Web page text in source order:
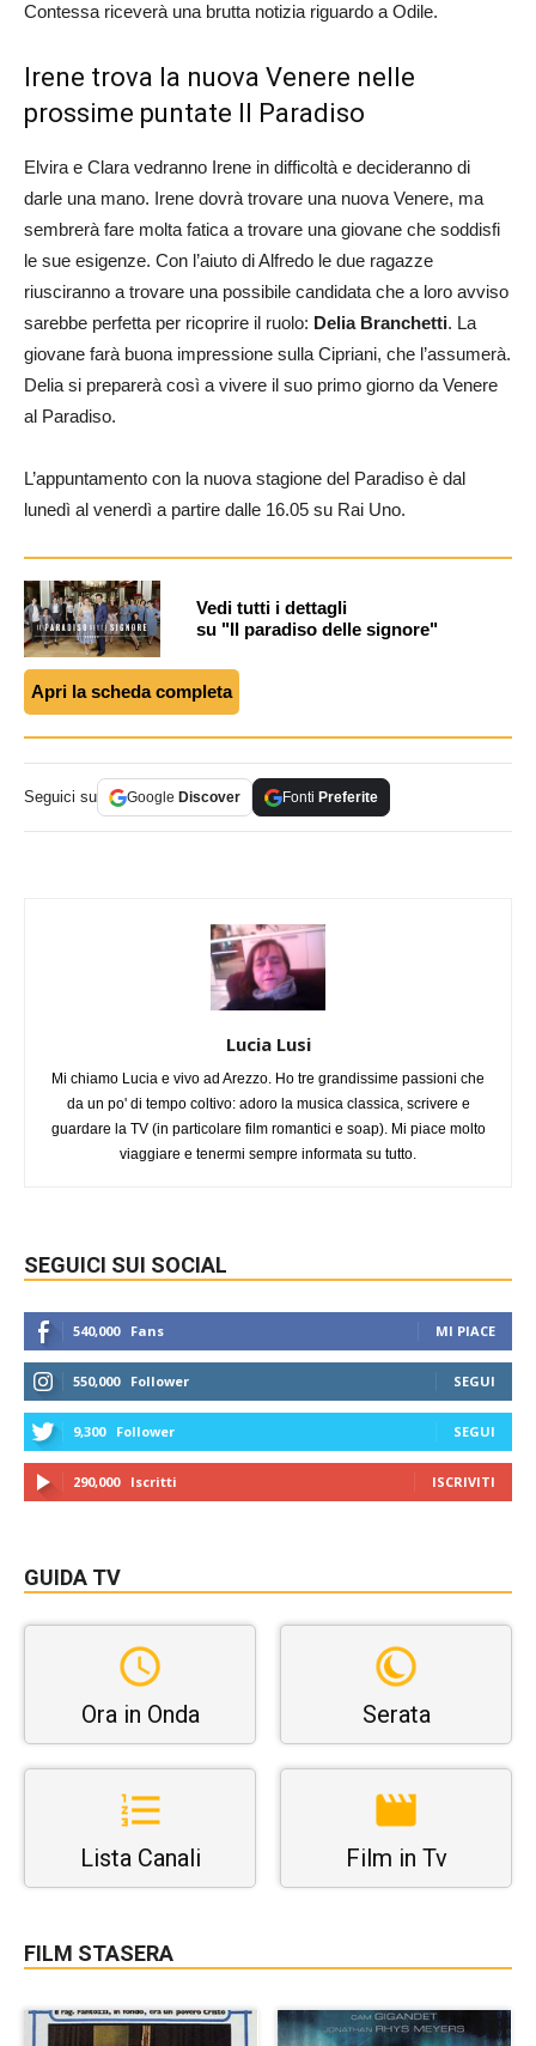
Contessa riceverà una brutta notizia riguardo a Odile.
Irene trova la nuova Venere nelle
prossime puntate Il Paradiso
Elvira e Clara vedranno Irene in difficoltà e decideranno di
darle una mano. Irene dovrà trovare una nuova Venere, ma
sembrerà fare molta fatica a trovare una giovane che soddisfi
le sue esigenze. Con l’aiuto di Alfredo le due ragazze
riusciranno a trovare una possibile candidata che a loro avviso
sarebbe perfetta per ricoprire il ruolo: Delia Branchetti. La
giovane farà buona impressione sulla Cipriani, che l’assumerà.
Delia si preparerà così a vivere il suo primo giorno da Venere
al Paradiso.
L’appuntamento con la nuova stagione del Paradiso è dal
lunedì al venerdì a partire dalle 16.05 su Rai Uno.
Vedi tutti i dettagli
su "Il paradiso delle signore"
Apri la scheda completa
Seguici su Google Discover Fonti Preferite
Lucia Lusi
Mi chiamo Lucia e vivo ad Arezzo. Ho tre grandissime passioni che
da un po' di tempo coltivo: adoro la musica classica, scrivere e
guardare la TV (in particolare film romantici e soap). Mi piace molto
viaggiare e tenermi sempre informata su tutto.
SEGUICI SUI SOCIAL
540,000 Fans MI PIACE
550,000 Follower SEGUI
9,300 Follower SEGUI
290,000 Iscritti ISCRIVITI
GUIDA TV
Ora in Onda Serata
Lista Canali Film in Tv
FILM STASERA